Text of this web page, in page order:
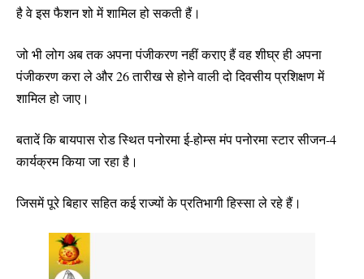
है वे इस फैशन शो में शामिल हो सकती हैं।
जो भी लोग अब तक अपना पंजीकरण नहीं कराए हैं वह शीघ्र ही अपना
पंजीकरण करा ले और 26 तारीख से होने वाली दो दिवसीय प्रशिक्षण में
शामिल हो जाए।
बतादें कि बायपास रोड स्थित पनोरमा ई-होम्स मंप पनोरमा स्टार सीजन-4
कार्यक्रम किया जा रहा है।
जिसमें पूरे बिहार सहित कई राज्यों के प्रतिभागी हिस्सा ले रहे हैं।